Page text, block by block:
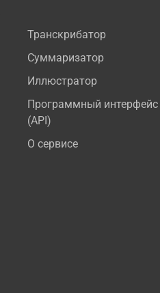
Транскрибатор
Суммаризатор
Иллюстратор
Программный интерфейс
(API)
О сервисе